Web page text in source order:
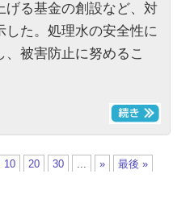
げる基金の創設など、対
した。処理水の安全性に
被害防止に努めるこ
10 20 30 ... » 最後 »